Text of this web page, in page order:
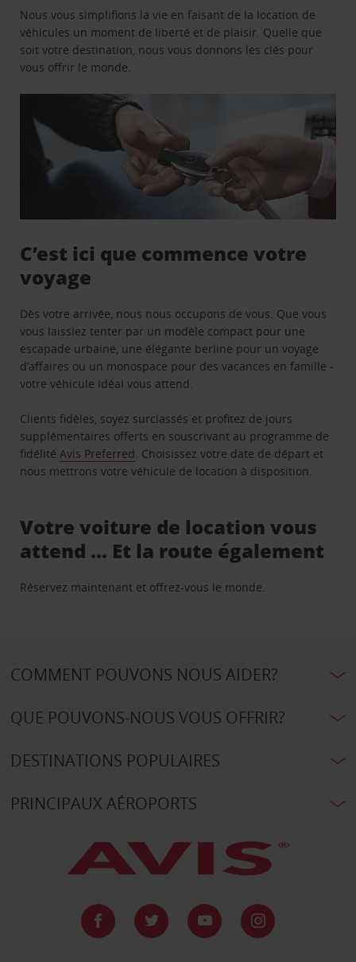
Nous vous simplifions la vie en faisant de la location de
véhicules un moment de liberté et de plaisir. Quelle que
soit votre destination, nous vous donnons les clés pour
vous offrir le monde.
C’est ici que commence votre
voyage
Dès votre arrivée, nous nous occupons de vous. Que vous
vous laissiez tenter par un modèle compact pour une
escapade urbaine, une élégante berline pour un voyage
d’affaires ou un monospace pour des vacances en famille -
votre véhicule idéal vous attend.
Clients fidèles, soyez surclassés et profitez de jours
supplémentaires offerts en souscrivant au programme de
fidélitéAvis Preferred. Choisissez votre date de départ et
nous mettrons votre véhicule de location à disposition.
Votre voiture de location vous
attend … Et la route également
Réservez maintenant et offrez-vous le monde.
COMMENT POUVONS NOUS AIDER?
QUE POUVONS-NOUS VOUS OFFRIR?
DESTINATIONS POPULAIRES
PRINCIPAUX AÉROPORTS